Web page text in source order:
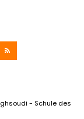
RSS
- Schule des